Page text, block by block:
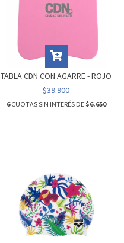
TABLA CDN CON AGARRE - ROJO
$39.900
6CUOTAS SIN INTERÉS DE $6.650